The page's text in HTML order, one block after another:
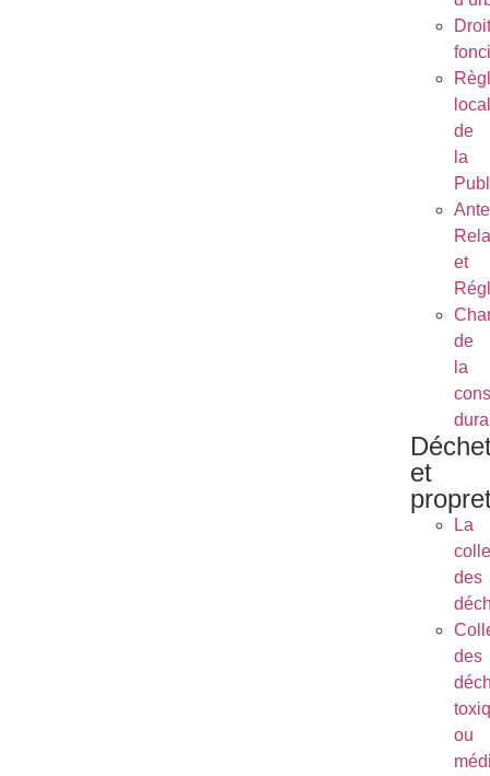
Droit
local
de
la
et
de
la
et
La
des
des
ou